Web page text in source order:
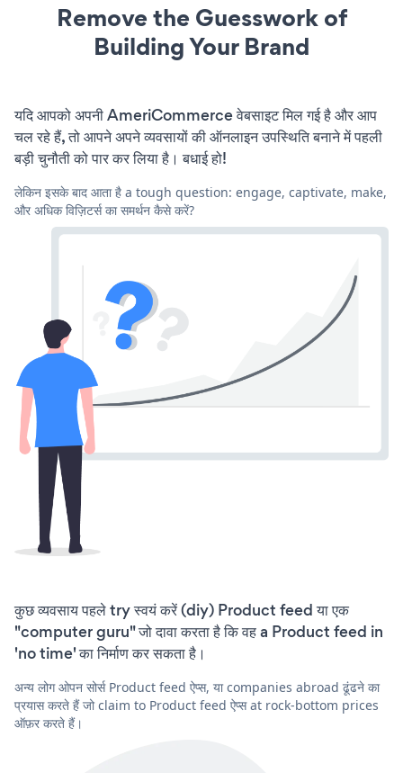
Remove the Guesswork of
Building Your Brand
यदि आपको अपनी AmeriCommerce वेबसाइट मिल गई है और आप
चल रहे हैं, तो आपने अपने व्यवसायों की ऑनलाइन उपस्थिति बनाने में पहली
बड़ी चुनौती को पार कर लिया है। बधाई हो!
लेकिन इसके बाद आता है a tough question: engage, captivate, make,
और अधिक विज़िटर्स का समर्थन कैसे करें?
कुछ व्यवसाय पहले try स्वयं करें (diy) Product feed या एक
"computer guru" जो दावा करता है कि वह a Product feed in
'no time' का निर्माण कर सकता है।
अन्य लोग ओपन सोर्स Product feed ऐप्स, या companies abroad ढूंढने का
प्रयास करते हैं जो claim to Product feed ऐप्स at rock-bottom prices
ऑफ़र करते हैं।